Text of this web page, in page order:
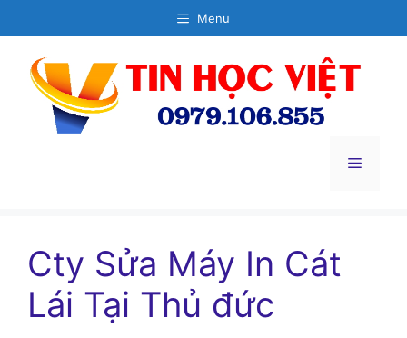
đến
dung
Menu
Menu
Cty Sửa Máy In Cát
Lái Tại Thủ đức